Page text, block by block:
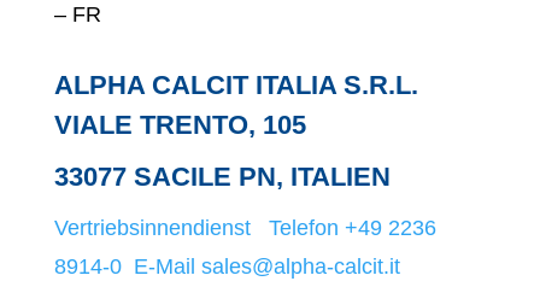
– FR
ALPHA CALCIT ITALIA S.R.L.
VIALE TRENTO, 105
33077 SACILE PN, ITALIEN
Vertriebsinnendienst Telefon +49 2236
8914-0 E-Mail sales@alpha-calcit.it